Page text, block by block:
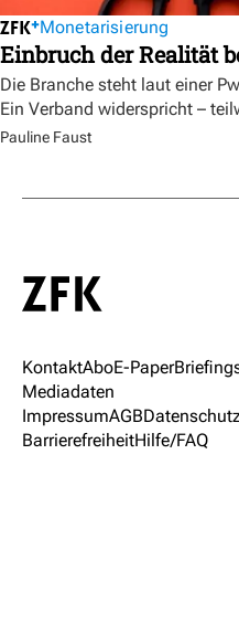
Monetarisierung
Einbruch der Realität
Die Branche steht laut einer
Ein Verband widerspricht –
Pauline Faust
KontaktAboE-Paper
Mediadaten
ImpressumAGBDatenschutz
BarrierefreiheitHilfe/FAQ